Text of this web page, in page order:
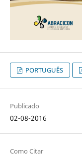
PORTUGUÊS
Publicado
02-08-2016
Como Citar